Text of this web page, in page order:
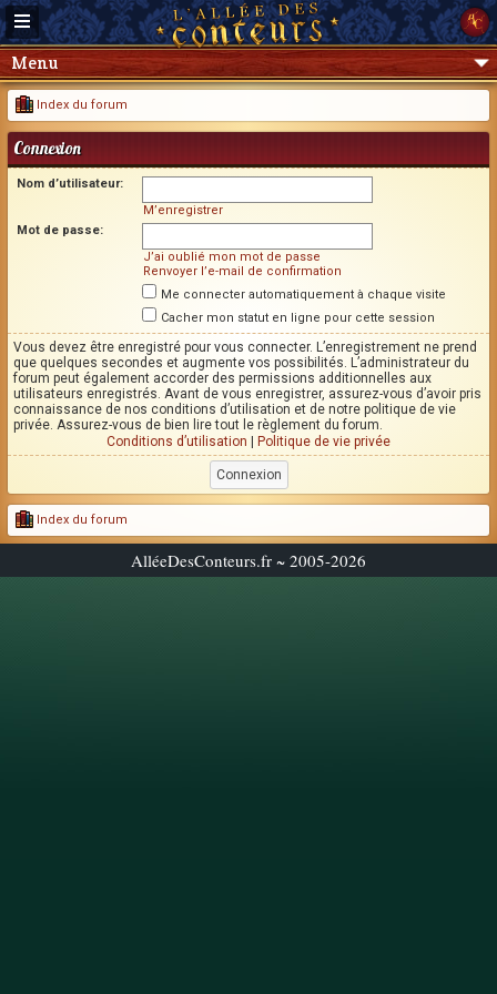
Menu
Index du forum
Connexion
Nom d’utilisateur:
M’enregistrer
Mot de passe:
J’ai oublié mon mot de passe
Renvoyer l’e-mail de confirmation
Me connecter automatiquement à chaque visite
Cacher mon statut en ligne pour cette session
Vous devez être enregistré pour vous connecter. L’enregistrement ne prend
que quelques secondes et augmente vos possibilités. L’administrateur du
forum peut également accorder des permissions additionnelles aux
utilisateurs enregistrés. Avant de vous enregistrer, assurez-vous d’avoir pris
connaissance de nos conditions d’utilisation et de notre politique de vie
privée. Assurez-vous de bien lire tout le règlement du forum.
Conditions d’utilisation
Politique de vie privée
Index du forum
AlléeDesConteurs.fr ~ 2005-2026